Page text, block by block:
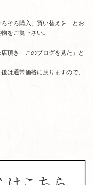
ろそろ購入、買い替えを…とお
をご覧下さい。
頂き「このブログを見た」と
は通常価格に戻りますので、